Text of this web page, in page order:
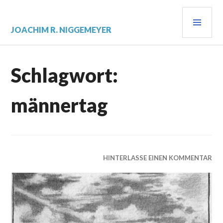
springen
JOACHIM R. NIGGEMEYER
Schlagwort:
männertag
HINTERLASSE EINEN KOMMENTAR